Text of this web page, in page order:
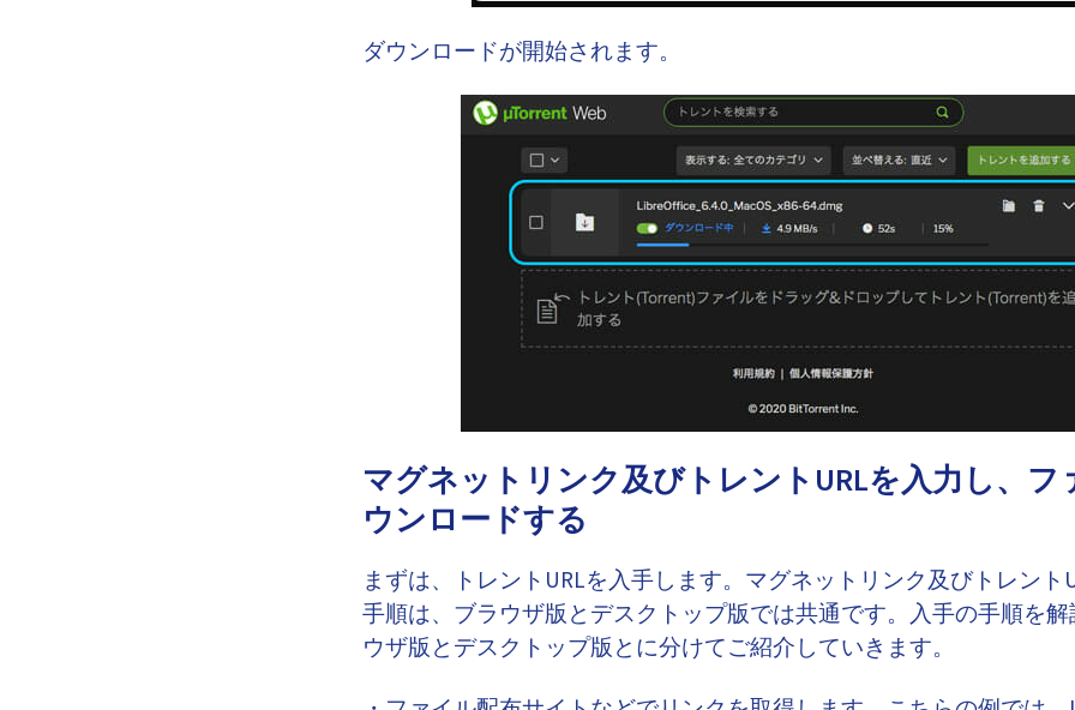
ダウンロードが開始されます。
マグネットリンク及びトレントURLを入力し、フ
ウンロードする
まずは、トレントURLを入手します。マグネットリンク及びトレント
手順は、ブラウザ版とデスクトップ版では共通です。入手の手順を
ウザ版とデスクトップ版とに分けてご紹介していきます。